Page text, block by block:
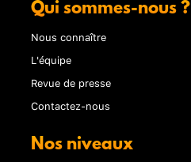
Qui sommes-nous ?
Nous connaître
L'équipe
Revue de presse
Contactez-nous
Nos niveaux